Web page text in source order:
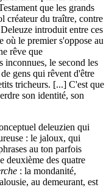
que les grands
créateur du traître, contre
introduit entre ces
où le premier s'oppose au
rêve que
inconnues, le second les
gens qui rêvent d'être
tricheurs. [...] C'est que
son identité, son
deleuzien qui
: le jaloux, qui
au ton parfois
deuxième des quatre
: la mondanité,
au demeurant, est